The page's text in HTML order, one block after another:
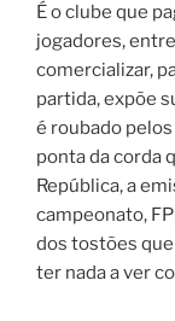
É o clube que
jogadores,
comercializar,
partida, expõe
é roubado
ponta da corda
República, a
campeonato,
dos tostões
ter nada a ver